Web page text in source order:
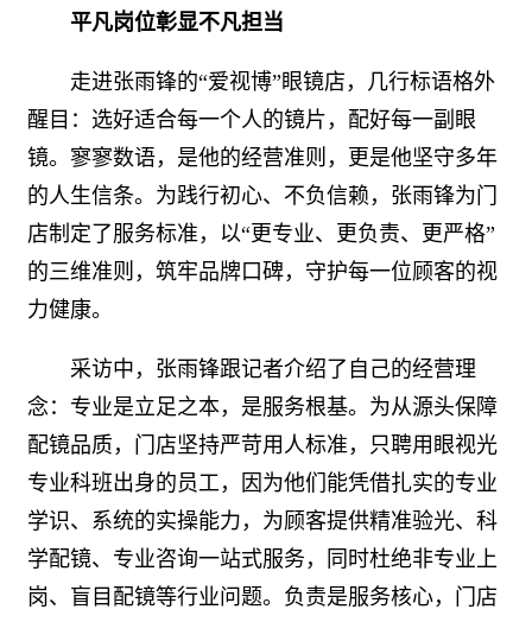
平凡岗位彰显不凡担当
走进张雨锋的“爱视博”眼镜店，几行标语格外
醒目：选好适合每一个人的镜片，配好每一副眼
镜。寥寥数语，是他的经营准则，更是他坚守多年
的人生信条。为践行初心、不负信赖，张雨锋为门
店制定了服务标准，以“更专业、更负责、更严格”
的三维准则，筑牢品牌口碑，守护每一位顾客的视
力健康。
采访中，张雨锋跟记者介绍了自己的经营理
念：专业是立足之本，是服务根基。为从源头保障
配镜品质，门店坚持严苛用人标准，只聘用眼视光
专业科班出身的员工，因为他们能凭借扎实的专业
学识、系统的实操能力，为顾客提供精准验光、科
学配镜、专业咨询一站式服务，同时杜绝非专业上
岗、盲目配镜等行业问题。负责是服务核心，门店